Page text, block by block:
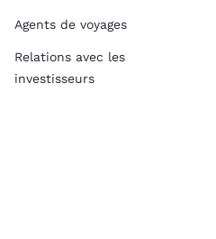
Agents de voyages
Relations avec les
investisseurs